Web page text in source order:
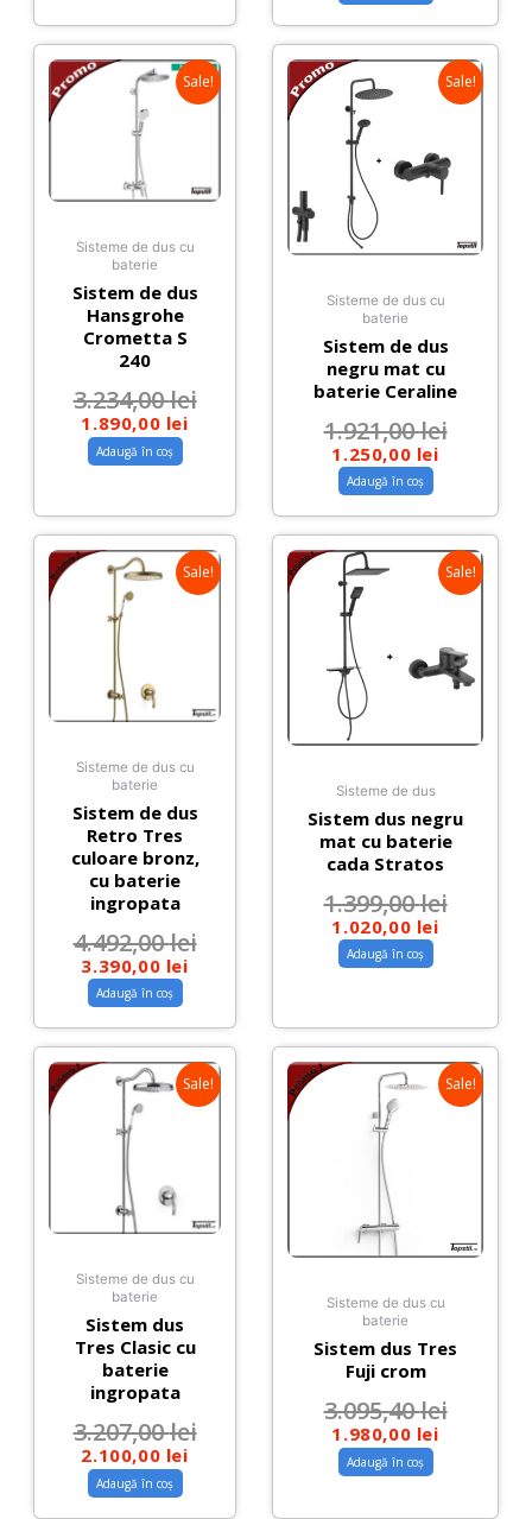
Sale!
Sisteme de dus cu
baterie
Sistem de dus
Hansgrohe
Crometta S
240
3.234,00lei
1.890,00 lei
Adaugă în coș
Sale!
Sisteme de dus cu
baterie
Sistem de dus
negru mat cu
baterie Ceraline
1.921,00lei
1.250,00 lei
Adaugă în coș
Sale!
Sisteme de dus cu
baterie
Sistem de dus
Retro Tres
culoare bronz,
cu baterie
ingropata
4.492,00lei
3.390,00 lei
Adaugă în coș
Sale!
Sisteme de dus
Sistem dus negru
mat cu baterie
cada Stratos
1.399,00lei
1.020,00 lei
Adaugă în coș
Sale!
Sisteme de dus cu
baterie
Sistem dus
Tres Clasic cu
baterie
ingropata
3.207,00lei
2.100,00 lei
Adaugă în coș
Sale!
Sisteme de dus cu
baterie
Sistem dus Tres
Fuji crom
3.095,40lei
1.980,00 lei
Adaugă în coș